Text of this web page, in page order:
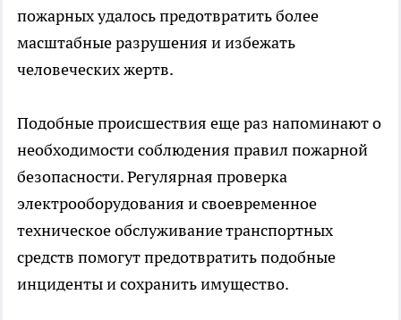
пожарных удалось предотвратить более
масштабные разрушения и избежать
человеческих жертв.
Подобные происшествия еще раз напоминают о
необходимости соблюдения правил пожарной
безопасности. Регулярная проверка
электрооборудования и своевременное
техническое обслуживание транспортных
средств помогут предотвратить подобные
инциденты и сохранить имущество.